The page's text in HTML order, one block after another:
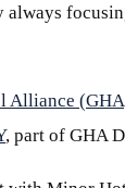
Alliance
, part of GHA